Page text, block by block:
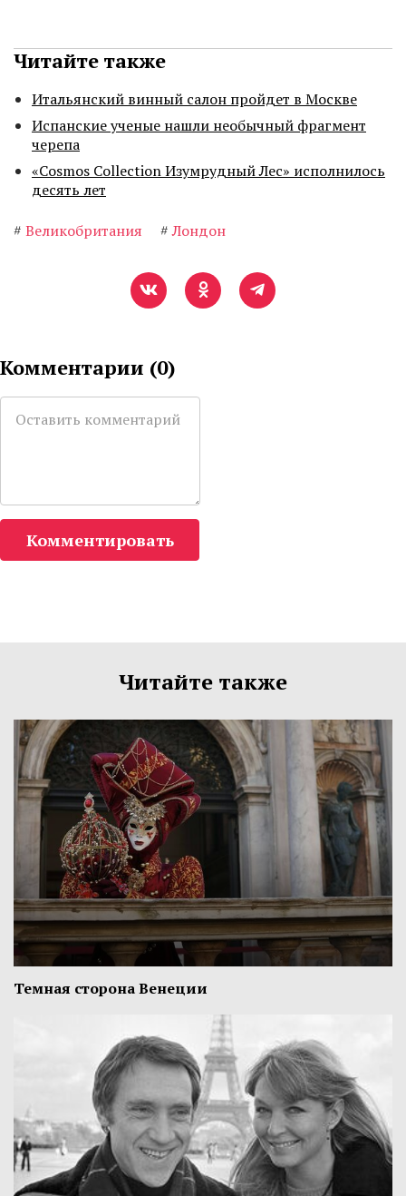
Читайте также
Итальянский винный салон пройдет в Москве
Испанские ученые нашли необычный фрагмент
черепа
«Cosmos Collection Изумрудный Лес» исполнилось
десять лет
# Великобритания # Лондон
Комментарии (0)
Комментировать
Читайте также
Темная сторона Венеции